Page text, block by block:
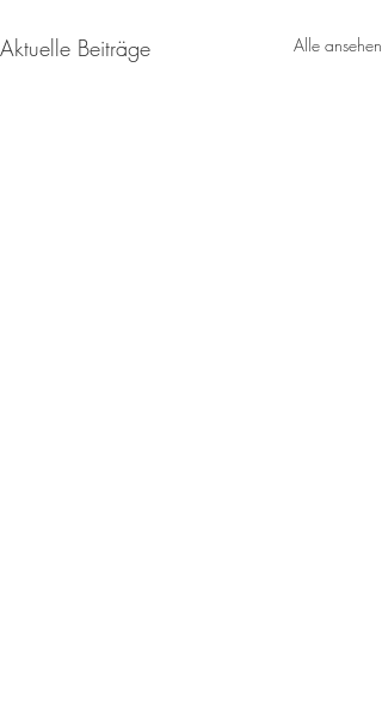
Aktuelle Beiträge Alle ansehen